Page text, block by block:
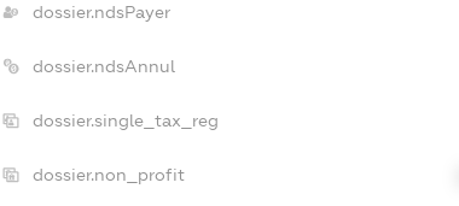
dossier.ndsPayer
dossier.ndsAnnul
dossier.single_tax_reg
dossier.non_profit